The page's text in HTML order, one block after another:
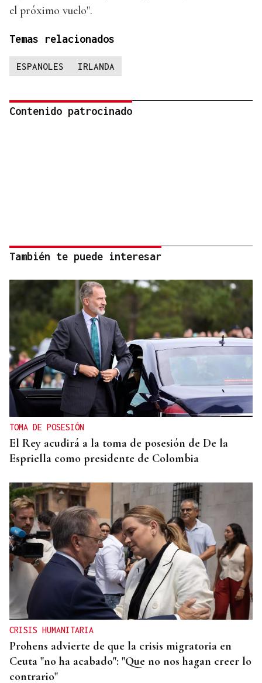
el próximo vuelo".
Temas relacionados
ESPANOLES IRLANDA
Contenido patrocinado
También te puede interesar
TOMA DE POSESIÓN
El Rey acudirá a la toma de posesión de De la
Espriella como presidente de Colombia
CRISIS HUMANITARIA
Prohens advierte de que la crisis migratoria en
Ceuta "no ha acabado": "Que no nos hagan creer lo
contrario"